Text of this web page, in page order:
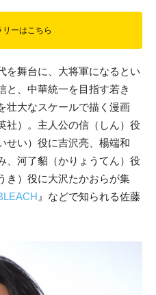
ーはこちら
を舞台に、大将軍になるとい
と、中華統一を目指す若き
壮大なスケールで描く漫画
社）。主人公の信（しん）役
せい）役に吉沢亮、楊端和
、河了貂（かりょうてん）役
き）役に大沢たかおらが集
』などで知られる佐藤